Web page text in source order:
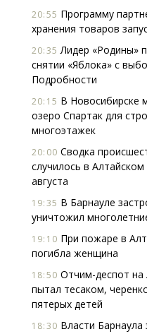
20:55 Программу
хранения товаров
20:35 Лидер «Родины»
снятии «Яблока» с
Подробности
20:15 В Новосибирске
озеро Спартак для
многоэтажек
20:00 Сводка
случилось в
августа
19:35 В Барнауле
уничтожил
19:10 При пожаре в
погибла женщина
18:50 Отчим-деспот на
пытал тесаком,
пятерых детей
18:30 Власти Барнаула
Смелость
Генеральный
ЗИАС — об
трендах в